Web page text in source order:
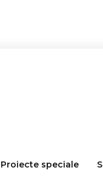
Proiecte speciale